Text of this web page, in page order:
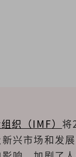
织（IMF） 将
兴市场和发